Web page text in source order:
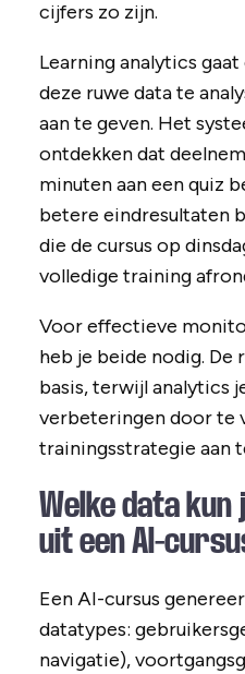
cijfers zo zijn.
Learning analytics
deze ruwe data te
aan te geven. Het
ontdekken dat
minuten aan een quiz
betere eindresultaten
die de cursus op
volledige training
Voor effectieve
heb je beide nodig. De
basis, terwijl analytics
verbeteringen door te
trainingsstrategie aan
Welke data kun
uit een AI-
Een AI-cursus
datatypes:
navigatie),